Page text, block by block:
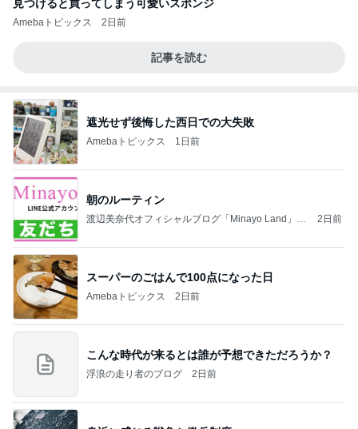
見つけると買ってしまう可愛いスポンジ
Amebaトピックス 2日前
記事を読む
遮光せず後悔した西日での大失敗
Amebaトピックス 1日前
朝のルーティン
渡辺美奈代オフィシャルブログ「Minayo Land」P
2日前
スーパーのごはんで100点になった日
Amebaトピックス 2日前
こんな時代が来るとは誰が予想できただろうか？
浮浪の走り者のブログ 2日前